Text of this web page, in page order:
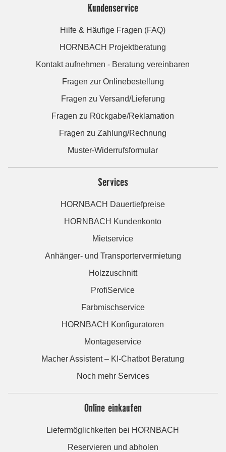
Kundenservice
Hilfe & Häufige Fragen (FAQ)
HORNBACH Projektberatung
Kontakt aufnehmen - Beratung vereinbaren
Fragen zur Onlinebestellung
Fragen zu Versand/Lieferung
Fragen zu Rückgabe/Reklamation
Fragen zu Zahlung/Rechnung
Muster-Widerrufsformular
Services
HORNBACH Dauertiefpreise
HORNBACH Kundenkonto
Mietservice
Anhänger- und Transportervermietung
Holzzuschnitt
ProfiService
Farbmischservice
HORNBACH Konfiguratoren
Montageservice
Macher Assistent – KI-Chatbot Beratung
Noch mehr Services
Online einkaufen
Liefermöglichkeiten bei HORNBACH
Reservieren und abholen